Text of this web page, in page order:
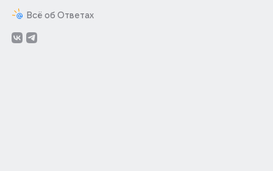
Всё об Ответах